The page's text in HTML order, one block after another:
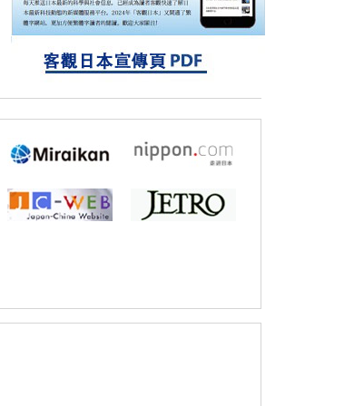
科學研究
立教大學在試管內構建長鏈人工基因組DNA
自我複製系統，有望實現攜帶大量基因的人
工細胞